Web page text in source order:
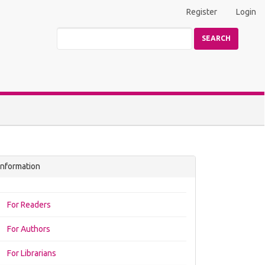
Register Login
SEARCH
For Readers
For Authors
For Librarians